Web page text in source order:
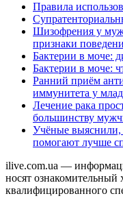
Правила
Шизофрения у
признаки
Бактерии в моче:
Бактерии в моче:
Ранний приём
иммунитета у
Лечение рака
большинству
Учёные выяснили,
помогают лучше
ilive.com.ua —
носят ознакомительный
квалифицированного